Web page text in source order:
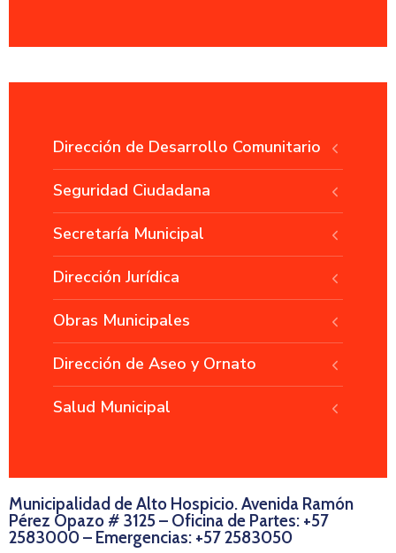
Dirección de Desarrollo Comunitario
Seguridad Ciudadana
Secretaría Municipal
Dirección Jurídica
Obras Municipales
Dirección de Aseo y Ornato
Salud Municipal
Municipalidad de Alto Hospicio. Avenida Ramón
Pérez Opazo # 3125 – Oficina de Partes: +57
2583000 – Emergencias: +57 2583050